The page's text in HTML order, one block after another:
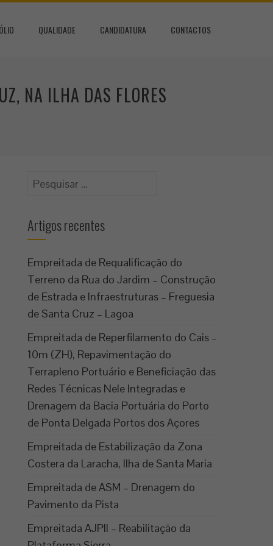
QUALIDADE CANDIDATURA CONTACTOS
NA ILHA DAS FLORES
Pesquisar
Artigos recentes
Empreitada de Requalificação do
Terreno da Rua do Jardim – Construção
de Estrada e Infraestruturas – Freguesia
de Santa Cruz – Lagoa
Empreitada de Reperfilamento do Cais –
10m (ZH), Repavimentação do
Terrapleno Portuário e Beneficiação das
Redes Técnicas Nele Integradas e
Drenagem da Bacia Portuária do Porto
de Ponta Delgada Portos dos Açores
Empreitada de Estabilização da Zona
Costera da Laracha, Ilha de Santa Maria
Empreitada de ASM – Drenagem do
Pavimento da Pista
Empreitada AJPII – Reabilitação da